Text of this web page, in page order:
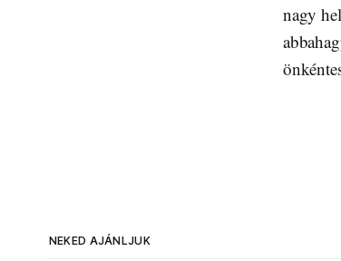
nagy
NEKED AJÁNLJUK